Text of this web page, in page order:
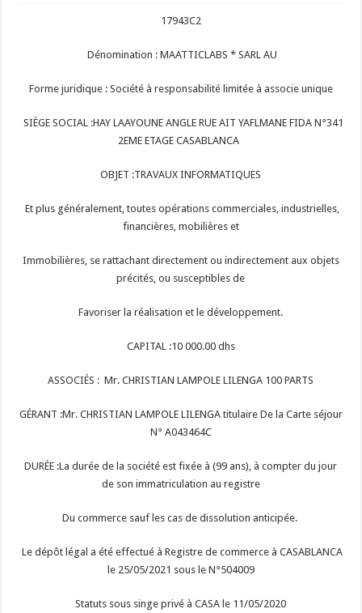
17943C2
Dénomination : MAATTICLABS * SARL AU
Forme juridique : Société à responsabilité limitée à associe unique
SIÈGE SOCIAL :HAY LAAYOUNE ANGLE RUE AIT YAFLMANE FIDA N°341
2EME ETAGE CASABLANCA
OBJET :TRAVAUX INFORMATIQUES
Et plus généralement, toutes opérations commerciales, industrielles,
financières, mobilières et
Immobilières, se rattachant directement ou indirectement aux objets
précités, ou susceptibles de
Favoriser la réalisation et le développement.
CAPITAL :10 000.00 dhs
ASSOCIÉS : Mr. CHRISTIAN LAMPOLE LILENGA 100 PARTS
GÉRANT :Mr. CHRISTIAN LAMPOLE LILENGA titulaire De la Carte séjour
N° A043464C
DURÉE :La durée de la société est fixée à (99 ans), à compter du jour
de son immatriculation au registre
Du commerce sauf les cas de dissolution anticipée.
Le dépôt légal a été effectué à Registre de commerce à CASABLANCA
le 25/05/2021 sous le N°504009
Statuts sous singe privé à CASA le 11/05/2020